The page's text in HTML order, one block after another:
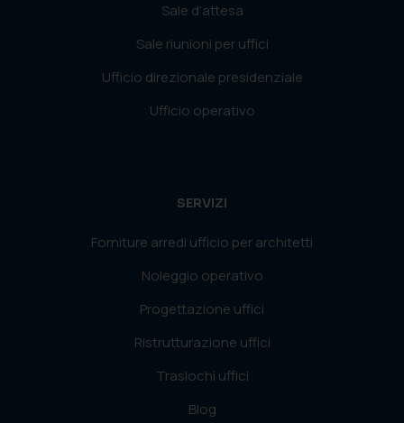
Sale d’attesa
Sale riunioni per uffici
Ufficio direzionale presidenziale
Ufficio operativo
SERVIZI
Forniture arredi ufficio per architetti
Noleggio operativo
Progettazione uffici
Ristrutturazione uffici
Traslochi uffici
Blog